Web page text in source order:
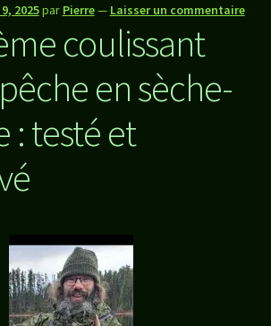
2025par Pierre— Laisser un commentaire
coulissant
en sèche-
: testé et